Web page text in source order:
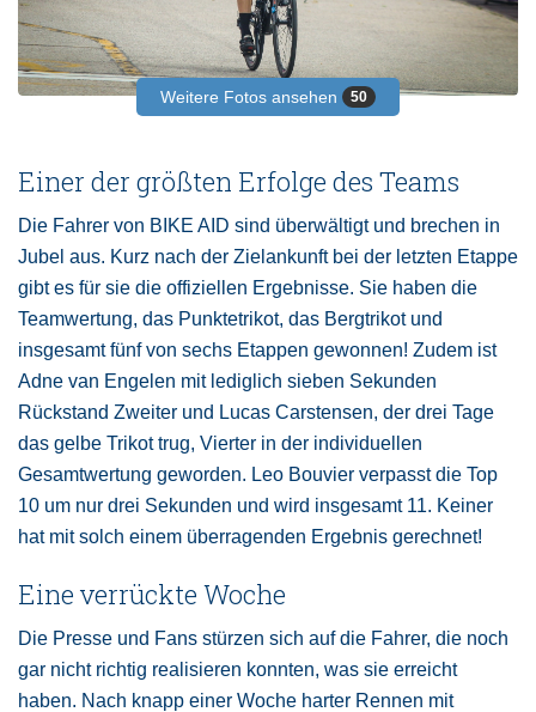
Weitere Fotos ansehen 50
Einer der größten Erfolge des Teams
Die Fahrer von BIKE AID sind überwältigt und brechen in
Jubel aus. Kurz nach der Zielankunft bei der letzten Etappe
gibt es für sie die offiziellen Ergebnisse. Sie haben die
Teamwertung, das Punktetrikot, das Bergtrikot und
insgesamt fünf von sechs Etappen gewonnen! Zudem ist
Adne van Engelen mit lediglich sieben Sekunden
Rückstand Zweiter und Lucas Carstensen, der drei Tage
das gelbe Trikot trug, Vierter in der individuellen
Gesamtwertung geworden. Leo Bouvier verpasst die Top
10 um nur drei Sekunden und wird insgesamt 11. Keiner
hat mit solch einem überragenden Ergebnis gerechnet!
Eine verrückte Woche
Die Presse und Fans stürzen sich auf die Fahrer, die noch
gar nicht richtig realisieren konnten, was sie erreicht
haben. Nach knapp einer Woche harter Rennen mit